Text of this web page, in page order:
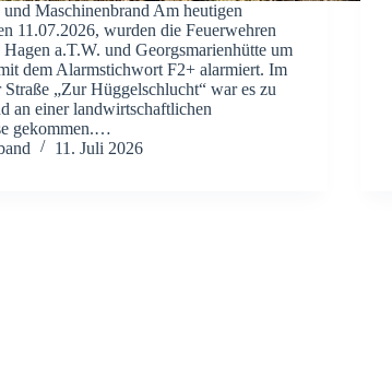
und Maschinenbrand Am heutigen
11.07.2026, wurden die Feuerwehren
Hagen a.T.W. und Georgsmarienhütte um
dem Alarmstichwort F2+ alarmiert. Im
„Zur Hüggelschlucht“ war es zu
an einer landwirtschaftlichen
gekommen.…
11. Juli 2026